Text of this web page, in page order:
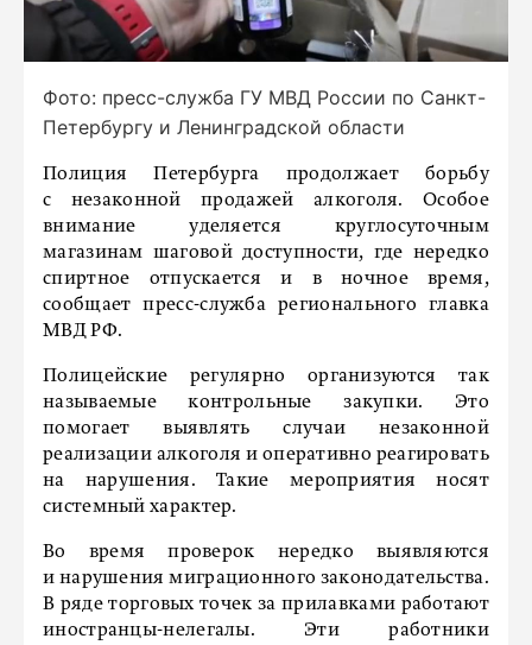
Фото: пресс-служба ГУ МВД России по Санкт-
Петербургу и Ленинградской области
Полиция Петербурга продолжает борьбу
с незаконной продажей алкоголя. Особое
внимание уделяется круглосуточным
магазинам шаговой доступности, где нередко
спиртное отпускается и в ночное время,
сообщает пресс-служба регионального главка
МВД РФ.
Полицейские регулярно организуются так
называемые контрольные закупки. Это
помогает выявлять случаи незаконной
реализации алкоголя и оперативно реагировать
на нарушения. Такие мероприятия носят
системный характер.
Во время проверок нередко выявляются
и нарушения миграционного законодательства.
В ряде торговых точек за прилавками работают
иностранцы-нелегалы. Эти работники